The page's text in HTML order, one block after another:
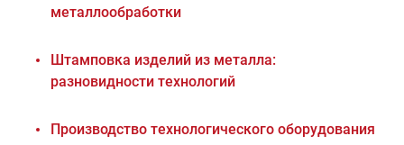
металлообработки
Штамповка изделий из металла:
разновидности технологий
Производство технологического оборудования